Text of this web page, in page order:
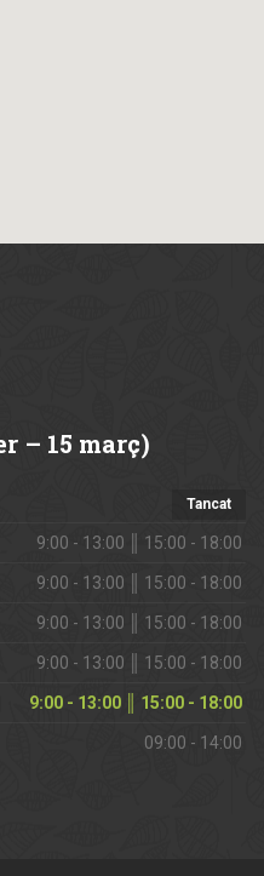
– 15 març)
Tancat
9:00 - 13:00 ║ 15:00 - 18:00 ‎
9:00 - 13:00 ║ 15:00 - 18:00 ‎
9:00 - 13:00 ║ 15:00 - 18:00 ‎
9:00 - 13:00 ║ 15:00 - 18:00 ‎
9:00 - 13:00 ║ 15:00 - 18:00 ‎
09:00 - 14:00 ‎